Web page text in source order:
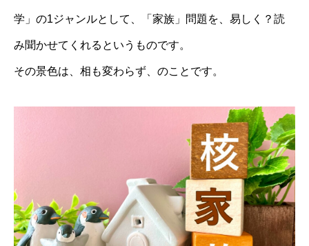
学」の1ジャンルとして、「家族」問題を、易しく？読
み聞かせてくれるというものです。
その景色は、相も変わらず、のことです。